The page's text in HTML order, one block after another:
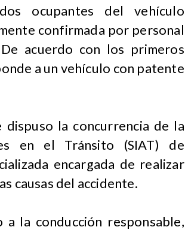
ocupantes del vehículo
confirmada por personal
acuerdo con los primeros
a un vehículo con patente
la concurrencia de la
en el Tránsito (SIAT) de
encargada de realizar
causas del accidente.
la conducción responsable,